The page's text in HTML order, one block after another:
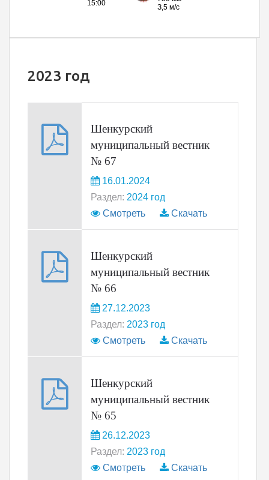
2023 год
Шенкурский
муниципальный вестник
№ 67
16.01.2024
Раздел: 2024 год
Смотреть
Скачать
Шенкурский
муниципальный вестник
№ 66
27.12.2023
Раздел: 2023 год
Смотреть
Скачать
Шенкурский
муниципальный вестник
№ 65
26.12.2023
Раздел: 2023 год
Смотреть
Скачать